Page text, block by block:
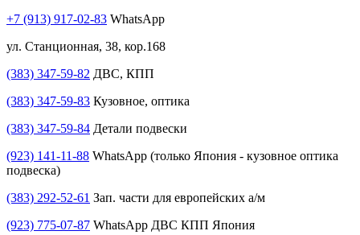
+7 (913) 917-02-83 WhatsApp
ул. Станционная, 38, кор.168
(383) 347-59-82 ДВС, КПП
(383) 347-59-83 Кузовное, оптика
(383) 347-59-84 Детали подвески
(923) 141-11-88 WhatsApp (только Япония - кузовное оптика
подвеска)
(383) 292-52-61 Зап. части для европейских а/м
(923) 775-07-87 WhatsApp ДВС КПП Япония